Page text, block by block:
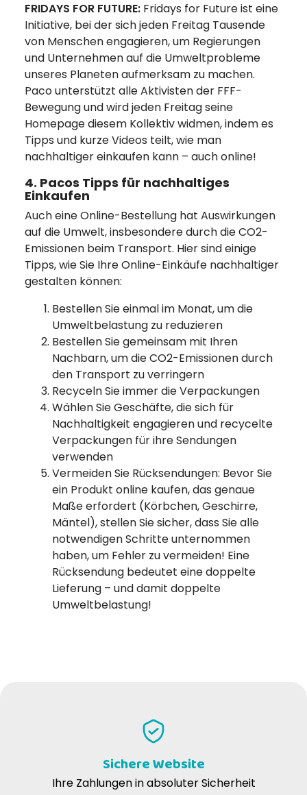
FRIDAYS FOR FUTURE: Fridays for Future ist eine
Initiative, bei der sich jeden Freitag Tausende
von Menschen engagieren, um Regierungen
und Unternehmen auf die Umweltprobleme
unseres Planeten aufmerksam zu machen.
Paco unterstützt alle Aktivisten der FFF-
Bewegung und wird jeden Freitag seine
Homepage diesem Kollektiv widmen, indem es
Tipps und kurze Videos teilt, wie man
nachhaltiger einkaufen kann – auch online!
4. Pacos Tipps für nachhaltiges
Einkaufen
Auch eine Online-Bestellung hat Auswirkungen
auf die Umwelt, insbesondere durch die CO2-
Emissionen beim Transport. Hier sind einige
Tipps, wie Sie Ihre Online-Einkäufe nachhaltiger
gestalten können:
Bestellen Sie einmal im Monat, um die
Umweltbelastung zu reduzieren
Bestellen Sie gemeinsam mit Ihren
Nachbarn, um die CO2-Emissionen durch
den Transport zu verringern
Recyceln Sie immer die Verpackungen
Wählen Sie Geschäfte, die sich für
Nachhaltigkeit engagieren und recycelte
Verpackungen für ihre Sendungen
verwenden
Vermeiden Sie Rücksendungen: Bevor Sie
ein Produkt online kaufen, das genaue
Maße erfordert (Körbchen, Geschirre,
Mäntel), stellen Sie sicher, dass Sie alle
notwendigen Schritte unternommen
haben, um Fehler zu vermeiden! Eine
Rücksendung bedeutet eine doppelte
Lieferung – und damit doppelte
Umweltbelastung!
Sichere Website
Ihre Zahlungen in absoluter Sicherheit